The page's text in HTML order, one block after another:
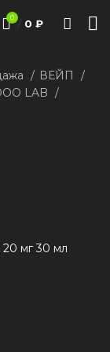
0 / 0 ₽
ВЕЙП
LAB
мг 30 мл